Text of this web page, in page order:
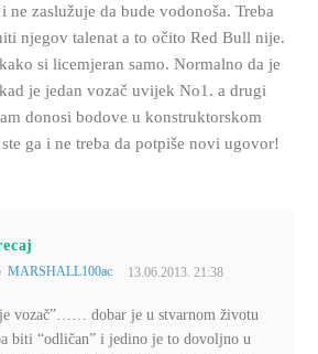
ne zaslužuje da bude vodonoša. Treba
njegov talenat a to očito Red Bull nije.
si licemjeran samo. Normalno da je
je jedan vozač uvijek No1. a drugi
donosi bodove u konstruktorskom
ga i ne treba da potpiše novi ugovor!
MARSHALL100ac 13.06.2013. 21:38
vozač”…… dobar je u stvarnom životu
biti “odličan” i jedino je to dovoljno u